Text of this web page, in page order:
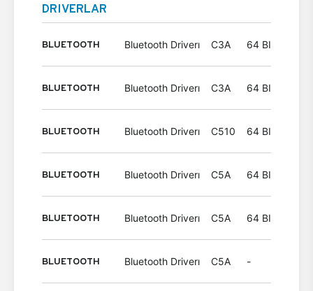
DRIVERLAR
BLUETOOTH Bluetooth Driverı C3A 64 BIT
BLUETOOTH Bluetooth Driverı C3A 64 BIT
BLUETOOTH Bluetooth Driverı C510 64 BIT
BLUETOOTH Bluetooth Driverı C5A 64 BIT
BLUETOOTH Bluetooth Driverı C5A 64 BIT
BLUETOOTH Bluetooth Driverı C5A -